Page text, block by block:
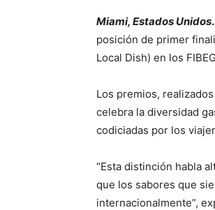
Miami, Estados Unidos
posición de primer
Local Dish) en los
Los premios,
celebra la diversidad
codiciadas por los
“Esta distinción habla
que los sabores que
internacionalmente”,